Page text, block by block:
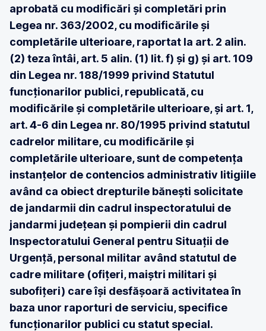
aprobată cu modificări și completări prin
Legea nr. 363/2002, cu modificările și
completările ulterioare, raportat la art. 2 alin.
(2) teza întâi, art. 5 alin. (1) lit. f) și g) și art. 109
din Legea nr. 188/1999 privind Statutul
funcționarilor publici, republicată, cu
modificările și completările ulterioare, și art. 1,
art. 4-6 din Legea nr. 80/1995 privind statutul
cadrelor militare, cu modificările și
completările ulterioare, sunt de competența
instanțelor de contencios administrativ litigiile
având ca obiect drepturile bănești solicitate
de jandarmii din cadrul inspectoratului de
jandarmi județean și pompierii din cadrul
Inspectoratului General pentru Situații de
Urgență, personal militar având statutul de
cadre militare (ofițeri, maiștri militari și
subofițeri) care își desfășoară activitatea în
baza unor raporturi de serviciu, specifice
funcționarilor publici cu statut special.